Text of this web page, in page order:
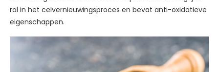
rol in het celvernieuwingsproces en bevat anti-oxidatieve
eigenschappen.